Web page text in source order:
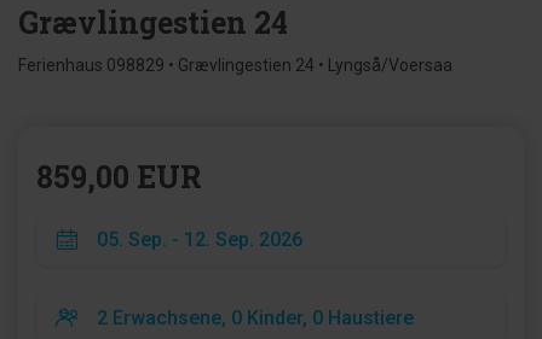
Grævlingestien 24
Ferienhaus 098829 • Grævlingestien 24 • Lyngså/Voersaa
859,00 EUR